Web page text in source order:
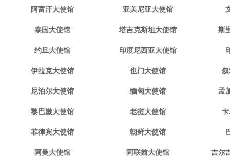
阿富汗大使馆 亚美尼亚大使馆
泰国大使馆 塔吉克斯坦大使馆 斯
约旦大使馆 印度尼西亚大使馆
伊拉克大使馆 也门大使馆
尼泊尔大使馆 缅甸大使馆 孟
黎巴嫩大使馆 老挝大使馆
菲律宾大使馆 朝鲜大使馆
阿曼大使馆 阿联酋大使馆 吉尔